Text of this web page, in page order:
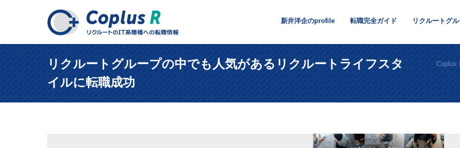
新井洋企のprofile 転職完全ガイド リクルートグ
リクルートグループの中でも人気があるリクルートライフスタ
イルに転職成功
Coplus